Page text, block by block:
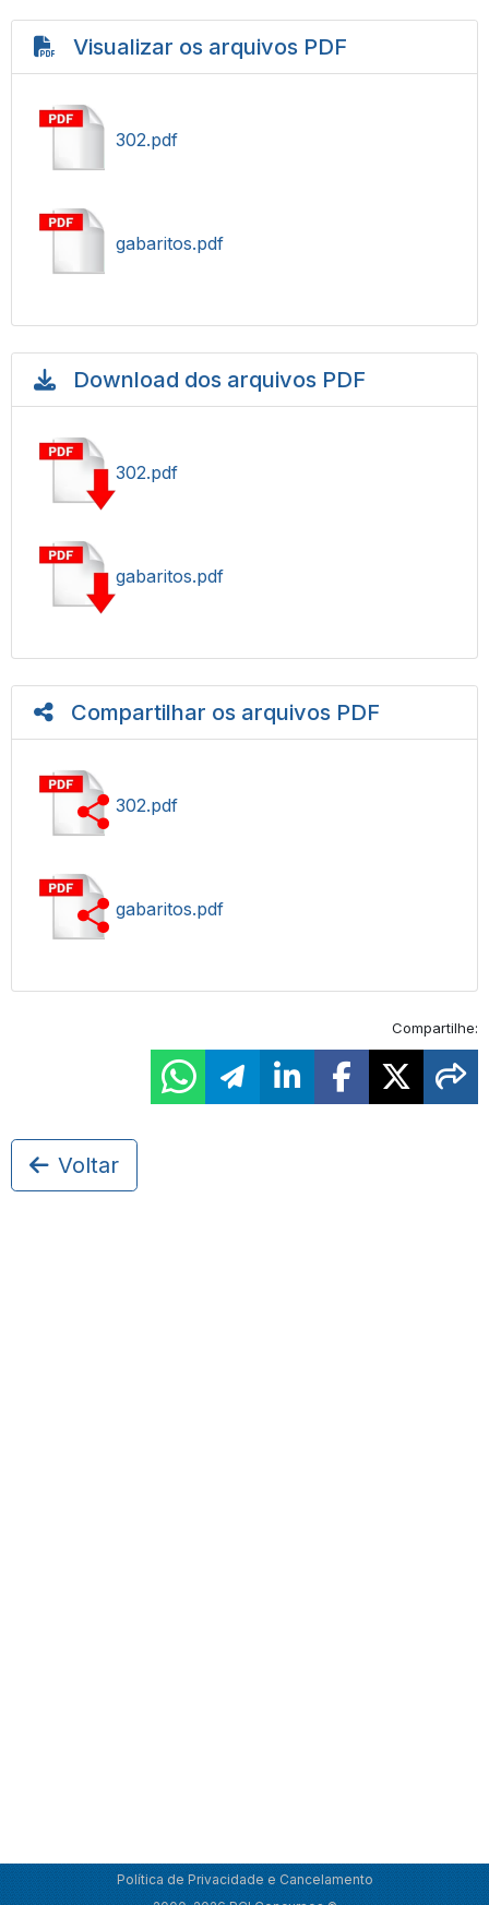
Visualizar os arquivos PDF
302.pdf
gabaritos.pdf
Download dos arquivos PDF
302.pdf
gabaritos.pdf
Compartilhar os arquivos PDF
302.pdf
gabaritos.pdf
Compartilhe:
Voltar
Política de Privacidade e Cancelamento